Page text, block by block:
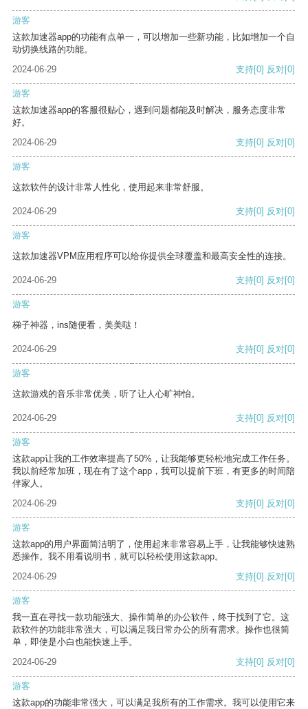
游客
这款加速器app的功能有点单一，可以增加一些新功能，比如增加一个自
动切换线路的功能。
2024-06-29
支持[0] 反对[0]
游客
这款加速器app的客服很贴心，遇到问题都能及时解决，服务态度非常
好。
2024-06-29
支持[0] 反对[0]
游客
这款软件的设计非常人性化，使用起来非常舒服。
2024-06-29 支持[0] 反对[0]
游客
这款加速器VPM应用程序可以给你提供全球覆盖和最高安全性的连接。
2024-06-29 支持[0] 反对[0]
游客
梯子神器，ins随便看，美美哒！
2024-06-29 支持[0] 反对[0]
游客
这款游戏的音乐非常优美，听了让人心旷神怡。
2024-06-29 支持[0] 反对[0]
游客
这款app让我的工作效率提高了50%，让我能够更轻松地完成工作任务。
我以前经常加班，现在有了这个app，我可以提前下班，有更多的时间陪
伴家人。
2024-06-29
支持[0] 反对[0]
游客
这款app的用户界面简洁明了，使用起来非常容易上手，让我能够快速熟
悉操作。我不用看说明书，就可以轻松使用这款app。
2024-06-29
支持[0] 反对[0]
游客
我一直在寻找一款功能强大、操作简单的办公软件，终于找到了它。这
款软件的功能非常强大，可以满足我日常办公的所有需求。操作也很简
单，即使是小白也能快速上手。
2024-06-29
支持[0] 反对[0]
游客
这款app的功能非常强大，可以满足我所有的工作需求。我可以使用它来